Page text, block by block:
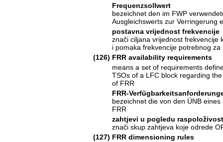
Frequenzsollwert
bezeichnet den im FWP
Ausgleichswerts zur Verringerung
postavna vrijednost frekvencije
znači ciljana vrijednost frekvencije
i pomaka frekvencije potrebnog
(126) FRR availability requirements
means a set of requirements
TSOs of a LFC block regarding
of FRR
FRR-
bezeichnet die von den ÜNB
FRR
zahtjevi u pogledu
znači skup zahtjeva koje odrede
(127) FRR dimensioning rules